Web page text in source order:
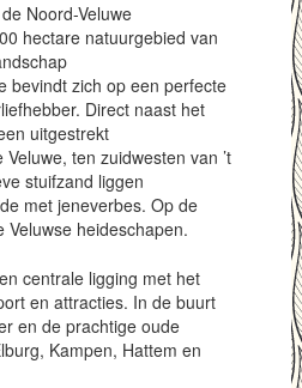
Noord-Veluwe
hectare natuurgebied van
bevindt zich op een perfecte
Direct naast het
uitgestrekt
ten zuidwesten van ’t
stuifzand liggen
met jeneverbes. Op de
Veluwse heideschapen.
centrale ligging met het
en attracties. In de buurt
en de prachtige oude
Kampen, Hattem en